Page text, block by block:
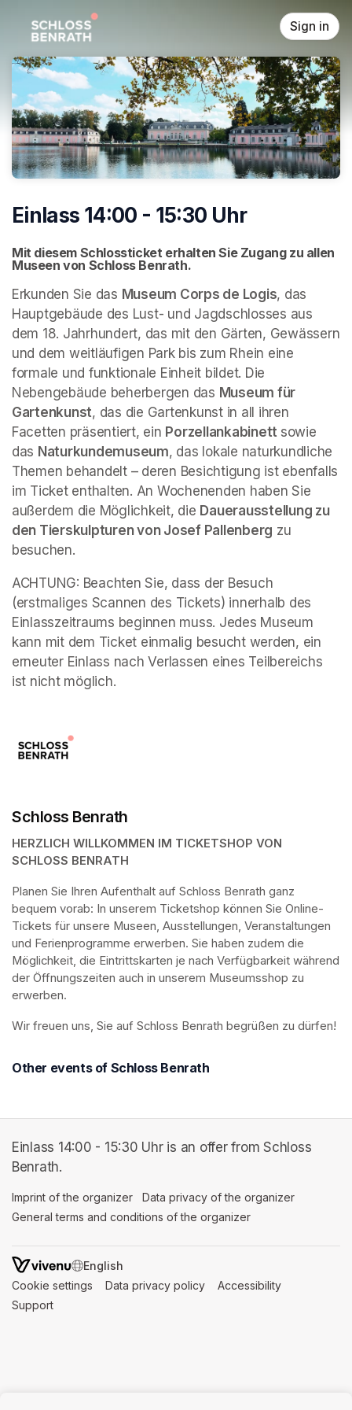
Sign in
Einlass 14:00 - 15:30 Uhr
Mit diesem Schlossticket erhalten Sie Zugang zu allen
Museen von Schloss Benrath.
Erkunden Sie das Museum Corps de Logis, das
Hauptgebäude des Lust- und Jagdschlosses aus
dem 18. Jahrhundert, das mit den Gärten, Gewässern
und dem weitläufigen Park bis zum Rhein eine
formale und funktionale Einheit bildet. Die
Nebengebäude beherbergen das Museum für
Gartenkunst, das die Gartenkunst in all ihren
Facetten präsentiert, ein Porzellankabinett sowie
das Naturkundemuseum, das lokale naturkundliche
Themen behandelt – deren Besichtigung ist ebenfalls
im Ticket enthalten. An Wochenenden haben Sie
außerdem die Möglichkeit, die Dauerausstellung zu
den Tierskulpturen von Josef Pallenberg zu
besuchen.
ACHTUNG: Beachten Sie, dass der Besuch
(erstmaliges Scannen des Tickets) innerhalb des
Einlasszeitraums beginnen muss. Jedes Museum
kann mit dem Ticket einmalig besucht werden, ein
erneuter Einlass nach Verlassen eines Teilbereichs
ist nicht möglich.
Schloss Benrath
HERZLICH WILLKOMMEN IM TICKETSHOP VON
SCHLOSS BENRATH
Planen Sie Ihren Aufenthalt auf Schloss Benrath ganz
bequem vorab: In unserem Ticketshop können Sie Online-
Tickets für unsere Museen, Ausstellungen, Veranstaltungen
und Ferienprogramme erwerben. Sie haben zudem die
Möglichkeit, die Eintrittskarten je nach Verfügbarkeit während
der Öffnungszeiten auch in unserem Museumsshop zu
erwerben.
Wir freuen uns, Sie auf Schloss Benrath begrüßen zu dürfen!
Other events of Schloss Benrath
Einlass 14:00 - 15:30 Uhr is an offer from Schloss
Benrath.
Imprint of the organizer (opens in a new tab)
Data privacy of the organizer
General terms and conditions of the organizer
SWITCH LANGUAGE
Cookie settings (opens in a new tab)
Data privacy policy (opens in a new tab)
Accessibility
Support